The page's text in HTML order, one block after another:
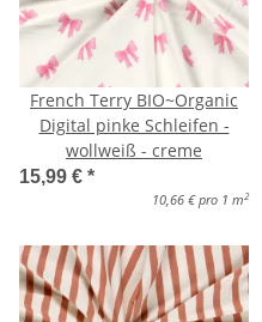
French Terry BIO~Organic
Digital pinke Schleifen -
wollweiß - creme
15,99 € *
10,66 € pro 1 m 2